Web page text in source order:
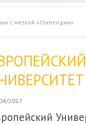
с меткой «Стипендии»
2017